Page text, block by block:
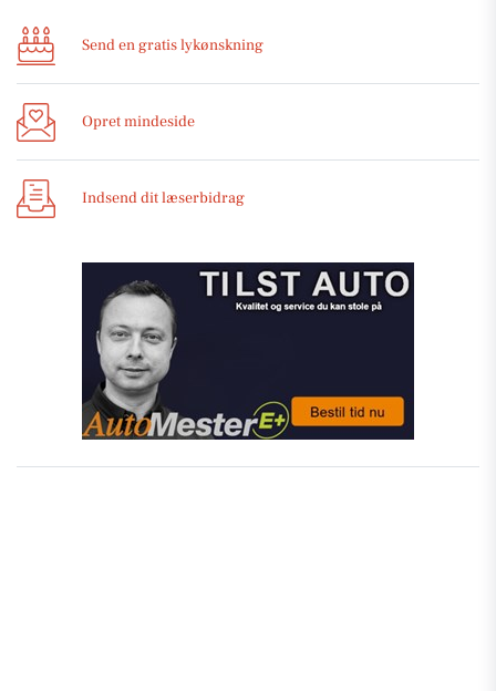
Send en gratis lykønskning
Opret mindeside
Indsend dit læserbidrag